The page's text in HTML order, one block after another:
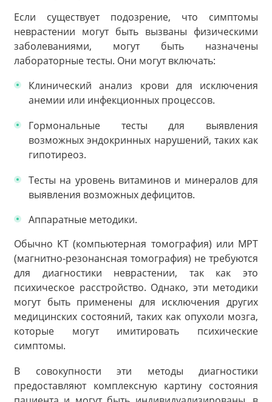
Если существует подозрение, что симптомы
неврастении могут быть вызваны физическими
заболеваниями, могут быть назначены
лабораторные тесты. Они могут включать:
Клинический анализ крови для исключения
анемии или инфекционных процессов.
Гормональные тесты для выявления
возможных эндокринных нарушений, таких как
гипотиреоз.
Тесты на уровень витаминов и минералов для
выявления возможных дефицитов.
Аппаратные методики.
Обычно КТ (компьютерная томография) или МРТ
(магнитно-резонансная томография) не требуются
для диагностики неврастении, так как это
психическое расстройство. Однако, эти методики
могут быть применены для исключения других
медицинских состояний, таких как опухоли мозга,
которые могут имитировать психические
симптомы.
В совокупности эти методы диагностики
предоставляют комплексную картину состояния